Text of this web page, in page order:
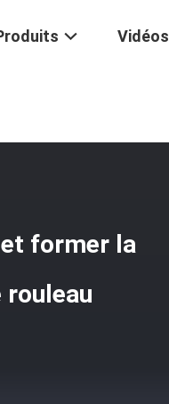
Vidéos
former la